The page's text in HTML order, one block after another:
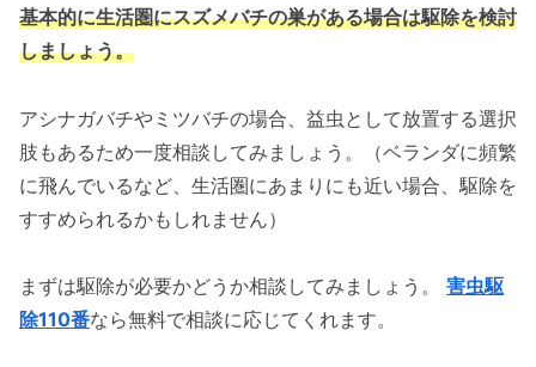
基本的に生活圏にスズメバチの巣がある場合は駆除を検討
しましょう。
アシナガバチやミツバチの場合、益虫として放置する選択
肢もあるため一度相談してみましょう。（ベランダに頻繁
に飛んでいるなど、生活圏にあまりにも近い場合、駆除を
すすめられるかもしれません）
まずは駆除が必要かどうか相談してみましょう。 害虫駆
除110番なら無料で相談に応じてくれます。